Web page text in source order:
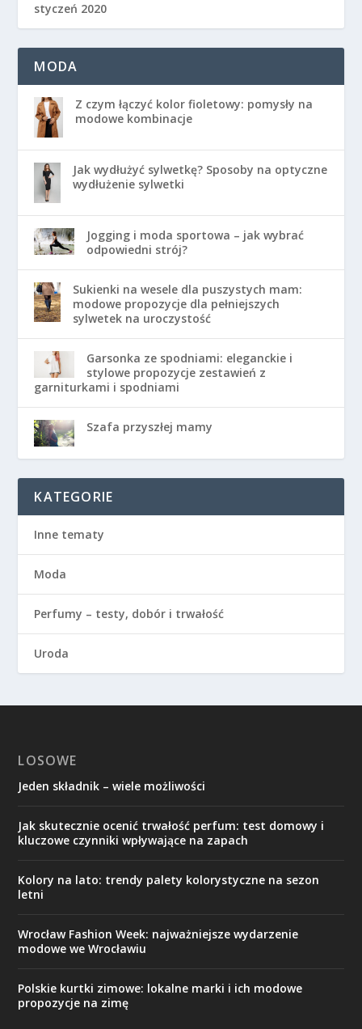
styczeń 2020
MODA
Z czym łączyć kolor fioletowy: pomysły na
modowe kombinacje
Jak wydłużyć sylwetkę? Sposoby na optyczne
wydłużenie sylwetki
Jogging i moda sportowa – jak wybrać
odpowiedni strój?
Sukienki na wesele dla puszystych mam:
modowe propozycje dla pełniejszych
sylwetek na uroczystość
Garsonka ze spodniami: eleganckie i
stylowe propozycje zestawień z
garniturkami i spodniami
Szafa przyszłej mamy
KATEGORIE
Inne tematy
Moda
Perfumy – testy, dobór i trwałość
Uroda
LOSOWE
Jeden składnik – wiele możliwości
Jak skutecznie ocenić trwałość perfum: test domowy i
kluczowe czynniki wpływające na zapach
Kolory na lato: trendy palety kolorystyczne na sezon
letni
Wrocław Fashion Week: najważniejsze wydarzenie
modowe we Wrocławiu
Polskie kurtki zimowe: lokalne marki i ich modowe
propozycje na zimę